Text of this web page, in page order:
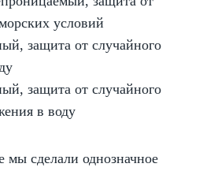
условий
защита от случайного
защита от случайного
в воду
сделали однозначное